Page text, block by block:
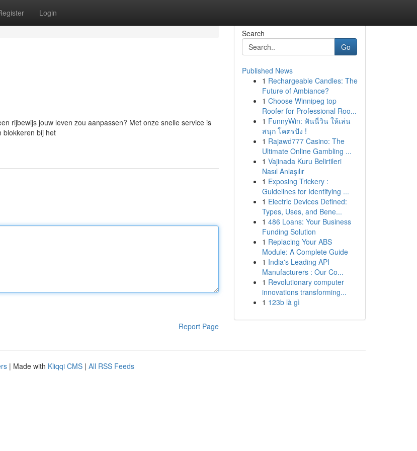
Login
rijbewijs jouw leven zou aanpassen? Met onze snelle service is
blokkeren bij het
Report Page
Search
Go
Published News
1 Rechargeable Candles: The
Future of Ambiance?
1 Choose Winnipeg top
Roofer for Professional Roo...
1 FunnyWin: ฟันนี่วิน ให้เล่น
สนุก โคตรปัง !
1 Rajawd777 Casino: The
Ultimate Online Gambling ...
1 Vajinada Kuru Belirtileri
Nasıl Anlaşılır
1 Exposing Trickery :
Guidelines for Identifying ...
1 Electric Devices Defined:
Types, Uses, and Bene...
1 486 Loans: Your Business
Funding Solution
1 Replacing Your ABS
Module: A Complete Guide
1 India's Leading API
Manufacturers : Our Co...
1 Revolutionary computer
innovations transforming...
1 123b là gì
| Made with Kliqqi CMS | All RSS Feeds